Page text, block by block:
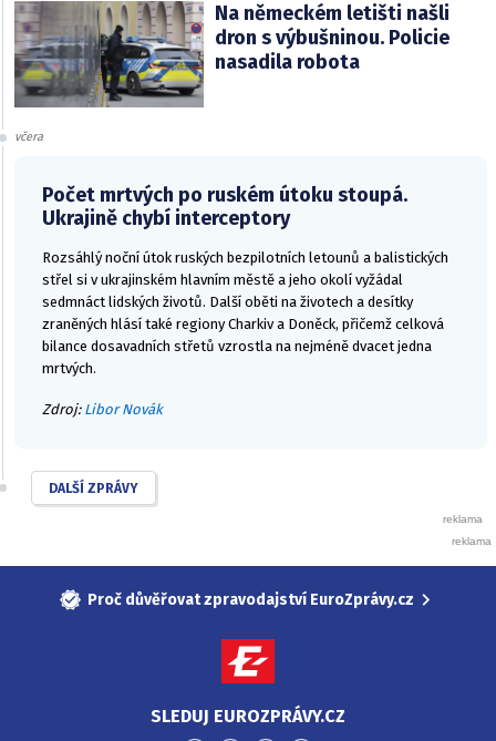
Na německém letišti našli
dron s výbušninou. Policie
nasadila robota
včera
Počet mrtvých po ruském útoku stoupá.
Ukrajině chybí interceptory
Rozsáhlý noční útok ruských bezpilotních letounů a balistických
střel si v ukrajinském hlavním městě a jeho okolí vyžádal
sedmnáct lidských životů. Další oběti na životech a desítky
zraněných hlásí také regiony Charkiv a Doněck, přičemž celková
bilance dosavadních střetů vzrostla na nejméně dvacet jedna
mrtvých.
Zdroj: Libor Novák
DALŠÍ ZPRÁVY
Proč důvěřovat zpravodajství EuroZprávy.cz
SLEDUJ EUROZPRÁVY.CZ